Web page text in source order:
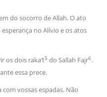
do socorro de Allah. O ato
no Alívio e os atos
os dois raka’t5 do Sallah Fajr6.
essa prece.
vossas espadas. Não